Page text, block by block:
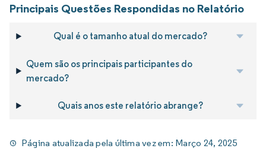
Principais Questões Respondidas no Relatório
Qual é o tamanho atual do mercado?
Quem são os principais participantes do
mercado?
Quais anos este relatório abrange?
Página atualizada pela última vez em: Março 24, 2025